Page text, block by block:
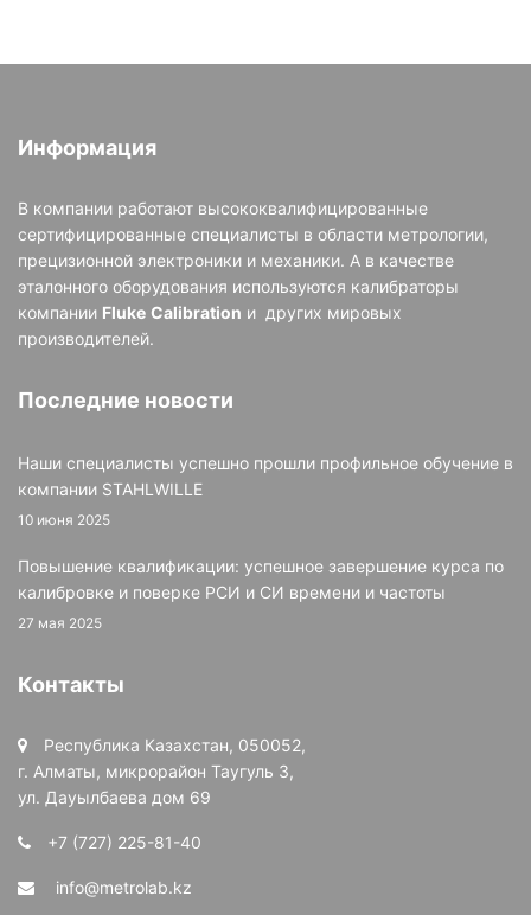
Информация
В компании работают высококвалифицированные
сертифицированные специалисты в области метрологии,
прецизионной электроники и механики. А в качестве
эталонного оборудования используются калибраторы
компании Fluke Calibration и других мировых
производителей.
Последние новости
Наши специалисты успешно прошли профильное обучение в
компании STAHLWILLE
10 июня 2025
Повышение квалификации: успешное завершение курса по
калибровке и поверке РСИ и СИ времени и частоты
27 мая 2025
Контакты
Республика Казахстан, 050052,
г. Алматы, микрорайон Таугуль 3,
ул. Дауылбаева дом 69
+7 (727) 225-81-40
info@metrolab.kz